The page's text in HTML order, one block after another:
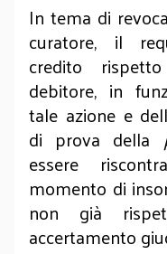
In tema di
curatore, il
credito
debitore, in
tale azione e
di prova della
essere
momento di
non già
accertamento